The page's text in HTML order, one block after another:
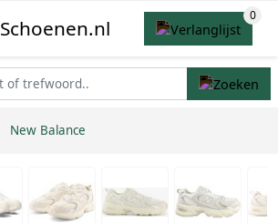
Schoenen.nl
New Balance